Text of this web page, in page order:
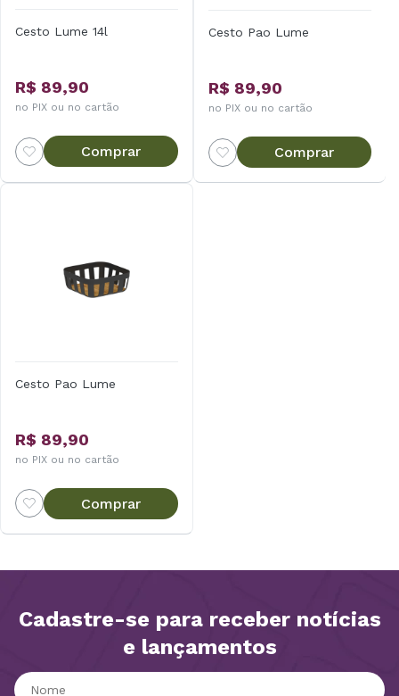
Cesto Lume 14l
R$ 89,90
no PIX ou no cartão
Comprar
Cesto Pao Lume
R$ 89,90
no PIX ou no cartão
Comprar
Cesto Pao Lume
R$ 89,90
no PIX ou no cartão
Comprar
Cadastre-se para receber notícias
e lançamentos